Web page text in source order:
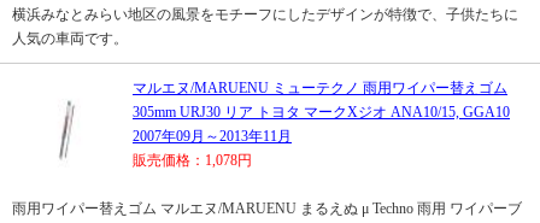
横浜みなとみらい地区の風景をモチーフにしたデザインが特徴で、子供たちに
人気の車両です。
マルエヌ/MARUENU ミューテクノ 雨用ワイパー替えゴム
305mm URJ30 リア トヨタ マークXジオ ANA10/15, GGA10
2007年09月～2013年11月
販売価格：1,078円
雨用ワイパー替えゴム マルエヌ/MARUENU まるえぬ μ Techno 雨用 ワイパーブ